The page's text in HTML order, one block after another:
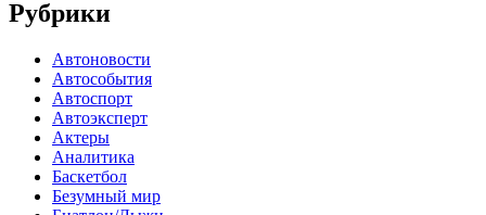
Рубрики
Автоновости
Автособытия
Автоспорт
Автоэксперт
Актеры
Аналитика
Баскетбол
Безумный мир